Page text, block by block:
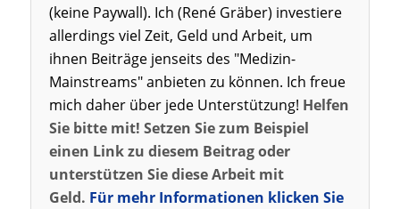
(keine Paywall). Ich (René Gräber) investiere
allerdings viel Zeit, Geld und Arbeit, um
ihnen Beiträge jenseits des "Medizin-
Mainstreams" anbieten zu können. Ich freue
mich daher über jede Unterstützung! Helfen
Sie bitte mit! Setzen Sie zum Beispiel
einen Link zu diesem Beitrag oder
unterstützen Sie diese Arbeit mit
Geld. Für mehr Informationen klicken Sie